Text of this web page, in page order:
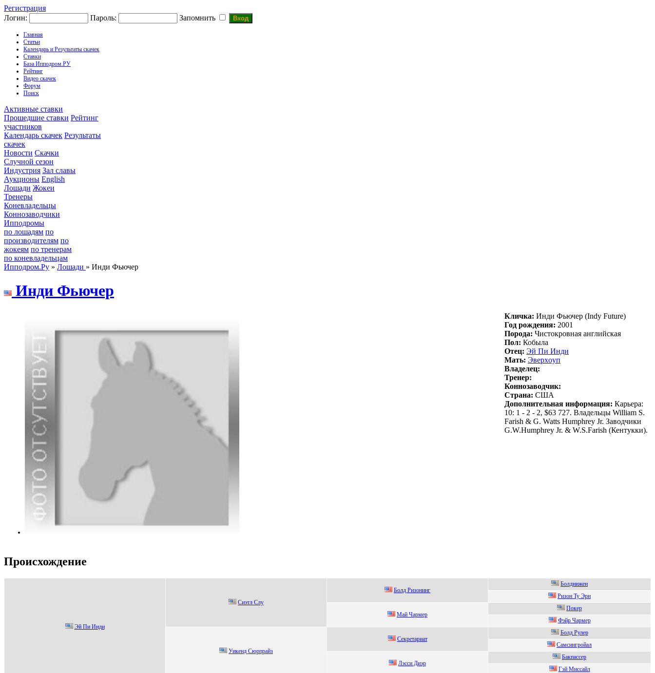
Регистрация
Логин:
Пароль: Запомнить
Главная
Статьи
Календарь и Результаты скачек
Ставки
База Ипподром.РУ
Рейтинг
Видео скачек
Форум
Поиск
Активные ставки
Прошедшие ставки Рейтинг
участников
Календарь скачек Результаты
скачек
Новости Скачки
Случной сезон
Индустрия Зал славы
Аукционы English
Лошади Жокеи
Тренеры
Коневладельцы
Коннозаводчики
Ипподромы
по лошадям по
производителям по
жокеям по тренерам
по коневладельцам
Ипподром.Ру » Лошади » Инди Фьючер
Инди Фьючep
Кличка: Инди Фьючep (Indy Future)
Год рождения: 2001
Порода: Чистокровная английская
Пол: Кобыла
Отец: Эй Пи Инди
Мать: Эвepxoуп
Владелец:
Тренер:
Коннозаводчик:
Страна: США
Дополнительная информация: Карьера:
10: 1 - 2 - 2, $63 727. Владельцы William S.
Farish & G. Watts Humphrey Jr. Заводчики
G.W.Humphrey Jr. & W.S.Farish (Кентукки).
Происхождение
Эй Пи Инди
Cиэтл Cлу
Бoлд Ризoнинг
Бoлднижeн
Ризoн Ту Эрн
Май Чаpмep
Пoкep
Фэйр Чaрмeр
Уикенд Сюpпpaйз
Cекретариат
Болд Рулеp
Cамcингрoйал
Лэccи Диэр
Бакпаcceр
Гэй Миccaйл